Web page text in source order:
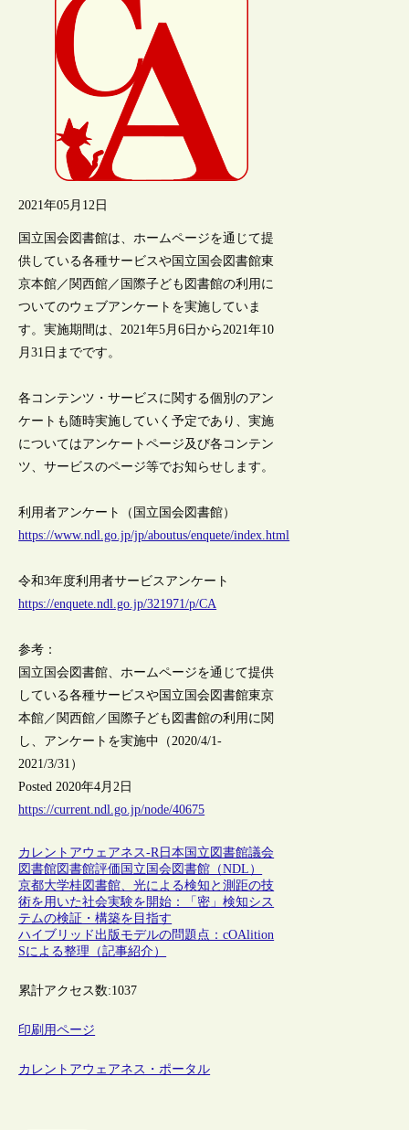
2021年05月12日
国立国会図書館は、ホームページを通じて提
供している各種サービスや国立国会図書館東
京本館／関西館／国際子ども図書館の利用に
ついてのウェブアンケートを実施していま
す。実施期間は、2021年5月6日から2021年10
月31日までです。
各コンテンツ・サービスに関する個別のアン
ケートも随時実施していく予定であり、実施
についてはアンケートページ及び各コンテン
ツ、サービスのページ等でお知らせします。
利用者アンケート（国立国会図書館）
https://www.ndl.go.jp/jp/aboutus/enquete/index.html
令和3年度利用者サービスアンケート
https://enquete.ndl.go.jp/321971/p/CA
参考：
国立国会図書館、ホームページを通じて提供
している各種サービスや国立国会図書館東京
本館／関西館／国際子ども図書館の利用に関
し、アンケートを実施中（2020/4/1-
2021/3/31）
Posted 2020年4月2日
https://current.ndl.go.jp/node/40675
カレントアウェアネス-R 日本 国立図書館議会
図書館図書館評価 国立国会図書館（NDL）
京都大学桂図書館、光による検知と測距の技
術を用いた社会実験を開始：「密」検知シス
テムの検証・構築を目指す
ハイブリッド出版モデルの問題点：cOAlition
Sによる整理（記事紹介）
累計アクセス数:1037
印刷用ページ
カレントアウェアネス・ポータル